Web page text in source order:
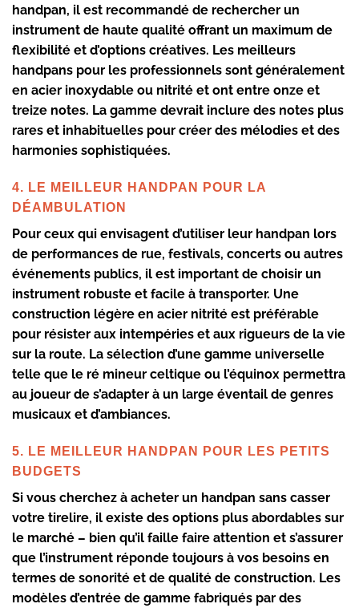
handpan, il est recommandé de rechercher un
instrument de haute qualité offrant un maximum de
flexibilité et d’options créatives. Les meilleurs
handpans pour les professionnels sont généralement
en acier inoxydable ou nitrité et ont entre onze et
treize notes. La gamme devrait inclure des notes plus
rares et inhabituelles pour créer des mélodies et des
harmonies sophistiquées.
4. LE MEILLEUR HANDPAN POUR LA
DÉAMBULATION
Pour ceux qui envisagent d’utiliser leur handpan lors
de performances de rue, festivals, concerts ou autres
événements publics, il est important de choisir un
instrument robuste et facile à transporter. Une
construction légère en acier nitrité est préférable
pour résister aux intempéries et aux rigueurs de la vie
sur la route. La sélection d’une gamme universelle
telle que le ré mineur celtique ou l’équinox permettra
au joueur de s’adapter à un large éventail de genres
musicaux et d’ambiances.
5. LE MEILLEUR HANDPAN POUR LES PETITS
BUDGETS
Si vous cherchez à acheter un handpan sans casser
votre tirelire, il existe des options plus abordables sur
le marché – bien qu’il faille faire attention et s’assurer
que l’instrument réponde toujours à vos besoins en
termes de sonorité et de qualité de construction. Les
modèles d’entrée de gamme fabriqués par des